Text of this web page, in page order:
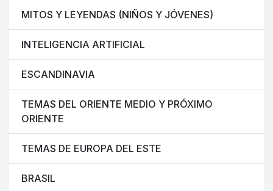
MITOS Y LEYENDAS (NIÑOS Y JÓVENES)
INTELIGENCIA ARTIFICIAL
ESCANDINAVIA
TEMAS DEL ORIENTE MEDIO Y PRÓXIMO
ORIENTE
TEMAS DE EUROPA DEL ESTE
BRASIL